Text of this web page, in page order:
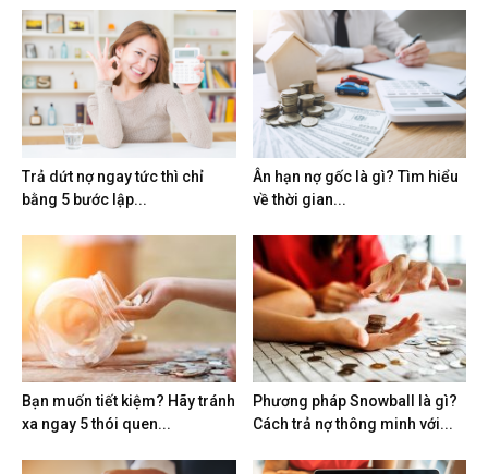
Trả dứt nợ ngay tức thì chỉ
bằng 5 bước lập...
Ân hạn nợ gốc là gì? Tìm hiểu
về thời gian...
Bạn muốn tiết kiệm? Hãy tránh
xa ngay 5 thói quen...
Phương pháp Snowball là gì?
Cách trả nợ thông minh với...